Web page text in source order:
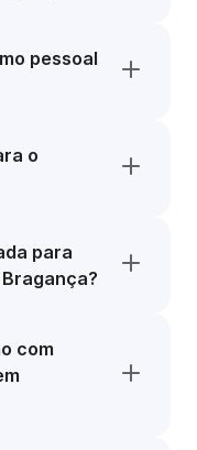
pessoal
o
para
com